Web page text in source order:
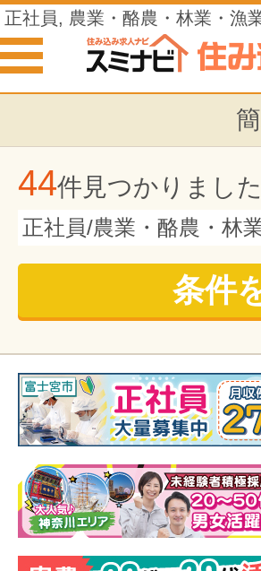
正社員, 農業・酪農・林業・漁
44件見つかりました
正社員/農業・酪農・林
条件